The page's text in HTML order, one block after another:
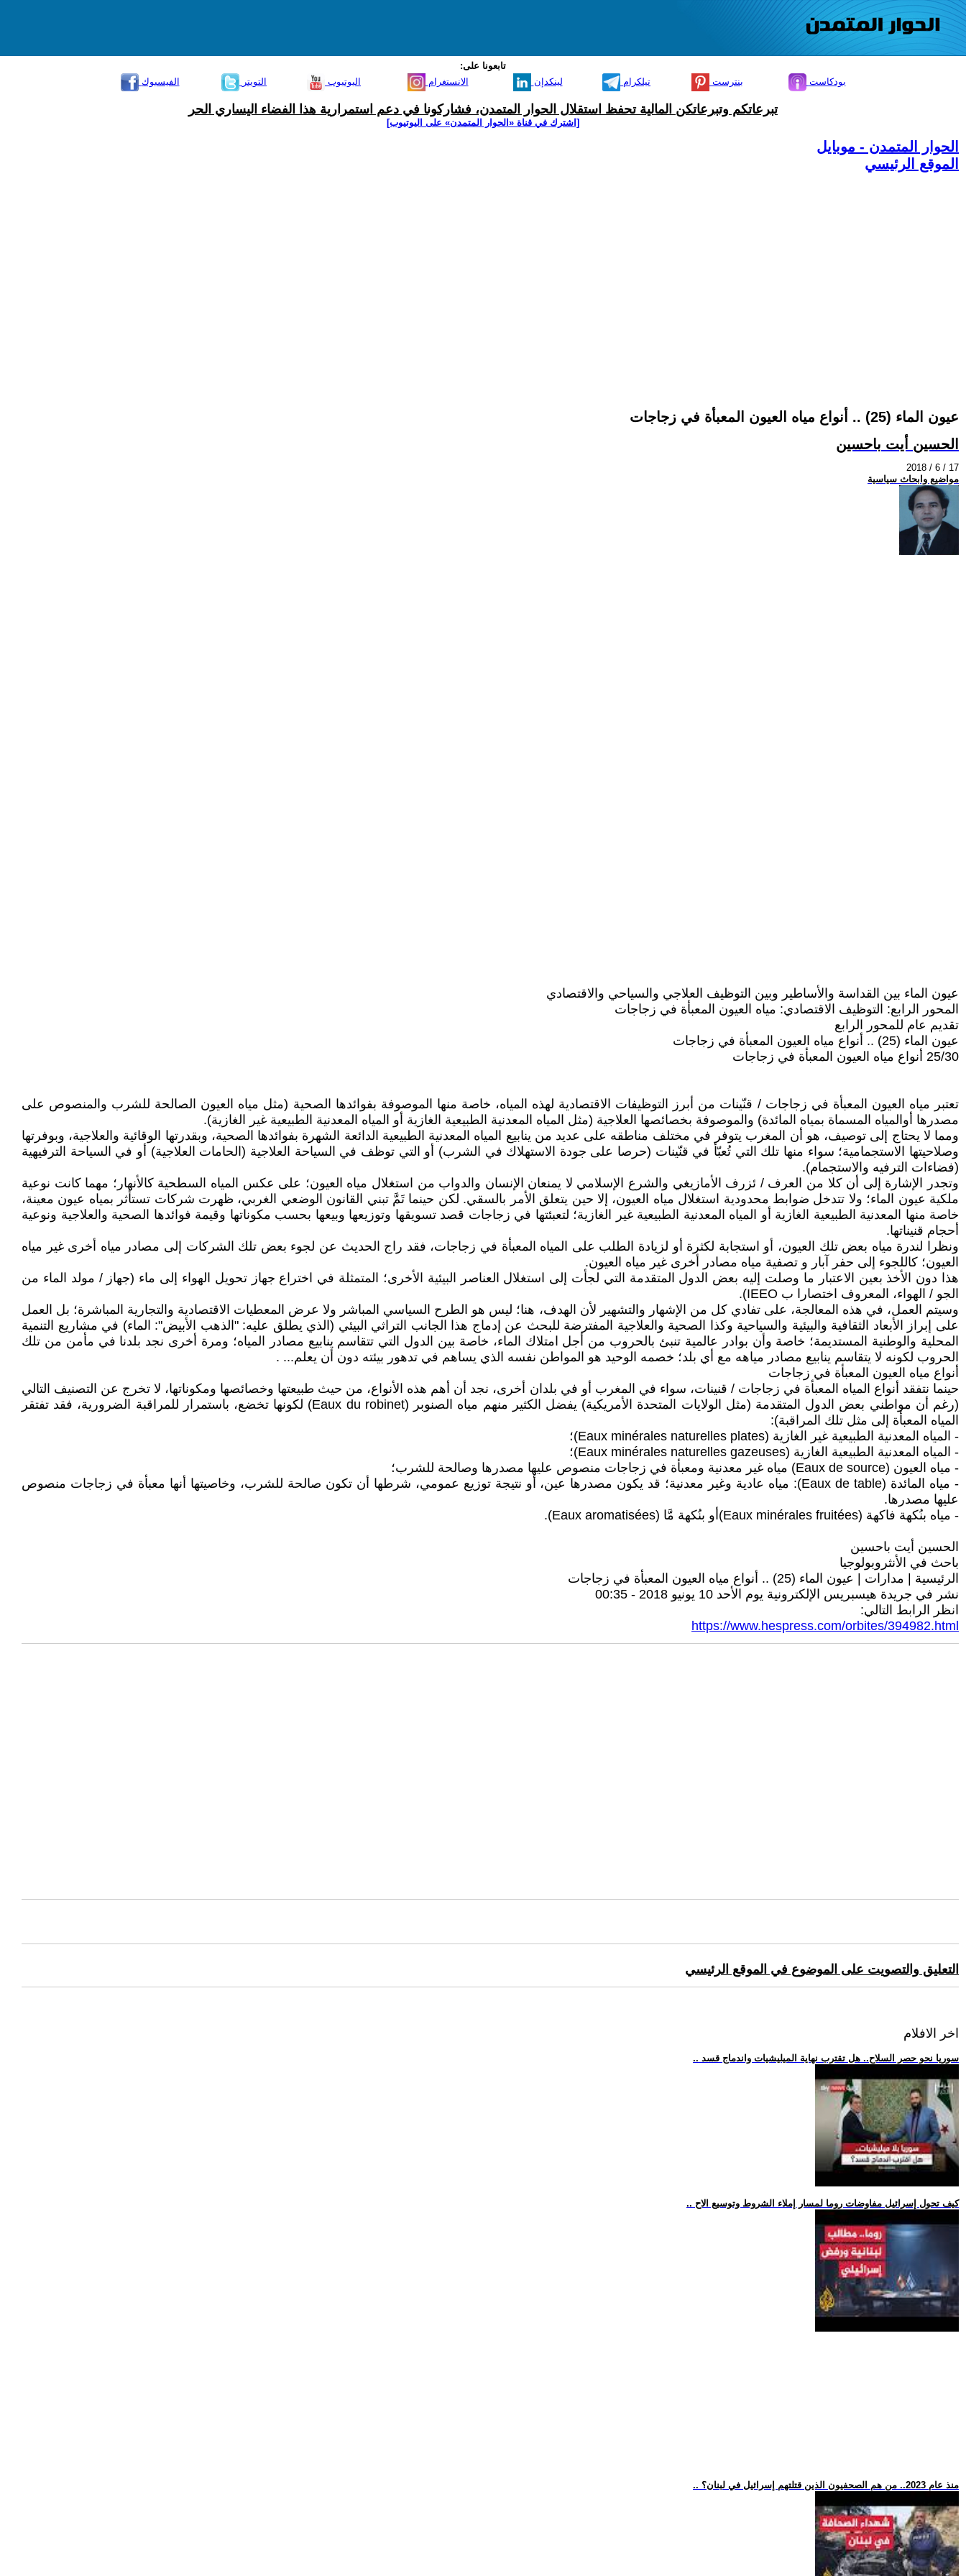
تابعونا على:
الفيسبوك
التويتر اليوتيوب الانستغرام لينكدإن تيلكرام بنترست بودكاست
تبرعاتكم وتبرعاتكن المالية تحفظ استقلال الحوار المتمدن، فشاركونا في دعم استمرارية هذا الفضاء اليساري الحر
[اشترك في قناة ‫«الحوار المتمدن» على اليوتيوب]
الحوار المتمدن - موبايل
الموقع الرئيسي
عيون الماء (25) .. أنواع مياه العيون المعبأة في زجاجات
الحسين أيت باحسين
2018 / 6 / 17
مواضيع وابحاث سياسية
عيون الماء بين القداسة والأساطير وبين التوظيف العلاجي والسياحي والاقتصادي
المحور الرابع: التوظيف الاقتصادي: مياه العيون المعبأة في زجاجات
تقديم عام للمحور الرابع
عيون الماء (25) .. أنواع مياه العيون المعبأة في زجاجات
25/30 أنواع مياه العيون المعبأة في زجاجات
تعتبر مياه العيون المعبأة في زجاجات / قنّينات من أبرز التوظيفات الاقتصادية لهذه المياه، خاصة منها الموصوفة بفوائدها الصحية (مثل مياه العيون الصالحة للشرب والمنصوص على
مصدرها أوالمياه المسماة بمياه المائدة) والموصوفة بخصائصها العلاجية (مثل المياه المعدنية الطبيعية الغازية أو المياه المعدنية الطبيعية غير الغازية).
ومما لا يحتاج إلى توصيف، هو أن المغرب يتوفر في مختلف مناطقه على عديد من ينابيع المياه المعدنية الطبيعية الدائعة الشهرة بفوائدها الصحية، وبقدرتها الوقائية والعلاجية، وبوفرتها
وصلاحيتها الاستجمامية؛ سواء منها تلك التي تُعبّأ في قنّينات (حرصا على جودة الاستهلاك في الشرب) أو التي توظف في السياحة العلاجية (الحامات العلاجية) أو في السياحة الترفيهية
(فضاءات الترفيه والاستجمام).
وتجدر الإشارة إلى أن كلا من العرف / ئزرف الأمازيغي والشرع الإسلامي لا يمنعان الإنسان والدواب من استغلال مياه العيون؛ على عكس المياه السطحية كالأنهار؛ مهما كانت نوعية
ملكية عيون الماء؛ ولا تتدخل ضوابط محدودية استغلال مياه العيون، إلا حين يتعلق الأمر بالسقي. لكن حينما تَمَّ تبني القانون الوضعي الغربي، ظهرت شركات تستأثر بمياه عيون معينة،
خاصة منها المعدنية الطبيعية الغازية أو المياه المعدنية الطبيعية غير الغازية؛ لتعبئتها في زجاجات قصد تسويقها وتوزيعها وبيعها بحسب مكوناتها وقيمة فوائدها الصحية والعلاجية ونوعية
أحجام قنيناتها.
ونظرا لندرة مياه بعض تلك العيون، أو استجابة لكثرة أو لزيادة الطلب على المياه المعبأة في زجاجات، فقد راج الحديث عن لجوء بعض تلك الشركات إلى مصادر مياه أخرى غير مياه
العيون؛ كاللجوء إلى حفر آبار و تصفية مياه مصادر أخرى غير مياه العيون.
هذا دون الأخذ بعين الاعتبار ما وصلت إليه بعض الدول المتقدمة التي لجأت إلى استغلال العناصر البيئية الأخرى؛ المتمثلة في اختراع جهاز تحويل الهواء إلى ماء (جهاز / مولد الماء من
الجو / الهواء، المعروف اختصارا ب IEEO).
وسيتم العمل، في هذه المعالجة، على تفادي كل من الإشهار والتشهير لأن الهدف، هنا؛ ليس هو الطرح السياسي المباشر ولا عرض المعطيات الاقتصادية والتجارية المباشرة؛ بل العمل
على إبراز الأبعاد الثقافية والبيئية والسياحية وكذا الصحية والعلاجية المفترضة للبحث عن إدماج هذا الجانب التراثي البيئي (الذي يطلق عليه: "الذهب الأبيض": الماء) في مشاريع التنمية
المحلية والوطنية المستديمة؛ خاصة وأن بوادر عالمية تنبئ بالحروب من أجل امتلاك الماء، خاصة بين الدول التي تتقاسم ينابيع مصادر المياه؛ ومرة أخرى نجد بلدنا في مأمن من تلك
الحروب لكونه لا يتقاسم ينابيع مصادر مياهه مع أي بلد؛ خصمه الوحيد هو المواطن نفسه الذي يساهم في تدهور بيئته دون أن يعلم... .
أنواع مياه العيون المعبأة في زجاجات
حينما نتفقد أنواع المياه المعبأة في زجاجات / قنينات، سواء في المغرب أو في بلدان أخرى، نجد أن أهم هذه الأنواع، من حيث طبيعتها وخصائصها ومكوناتها، لا تخرج عن التصنيف التالي
(رغم أن مواطني بعض الدول المتقدمة (مثل الولايات المتحدة الأمريكية) يفضل الكثير منهم مياه الصنوبر (Eaux du robinet) لكونها تخضع، باستمرار للمراقبة الضرورية، فقد تفتقر
المياه المعبأة إلى مثل تلك المراقبة):
- المياه المعدنية الطبيعية غير الغازية (Eaux minérales naturelles plates)؛
- المياه المعدنية الطبيعية الغازية (Eaux minérales naturelles gazeuses)؛
- مياه العيون (Eaux de source) مياه غير معدنية ومعبأة في زجاجات منصوص عليها مصدرها وصالحة للشرب؛
- مياه المائدة (Eaux de table): مياه عادية وغير معدنية؛ قد يكون مصدرها عين، أو نتيجة توزيع عمومي، شرطها أن تكون صالحة للشرب، وخاصيتها أنها معبأة في زجاجات منصوص
عليها مصدرها.
- مياه بنُكهة فاكهة (Eaux minérales fruitées)أو بنُكهة مَّا (Eaux aromatisées).
الحسين أيت باحسين
باحث في الأنثروبولوجيا
الرئيسية | مدارات | عيون الماء (25) .. أنواع مياه العيون المعبأة في زجاجات
نشر في جريدة هيسبريس الإلكترونية يوم الأحد 10 يونيو 2018 - 00:35
انظر الرابط التالي:
https://www.hespress.com/orbites/394982.html
التعليق والتصويت على الموضوع في الموقع الرئيسي
اخر الافلام
.. سوريا نحو حصر السلاح.. هل تقترب نهاية الميليشيات واندماج قسد
.. كيف تحول إسرائيل مفاوضات روما لمسار إملاء الشروط وتوسيع الاح
.. منذ عام 2023.. من هم الصحفيون الذين قتلتهم إسرائيل في لبنان؟